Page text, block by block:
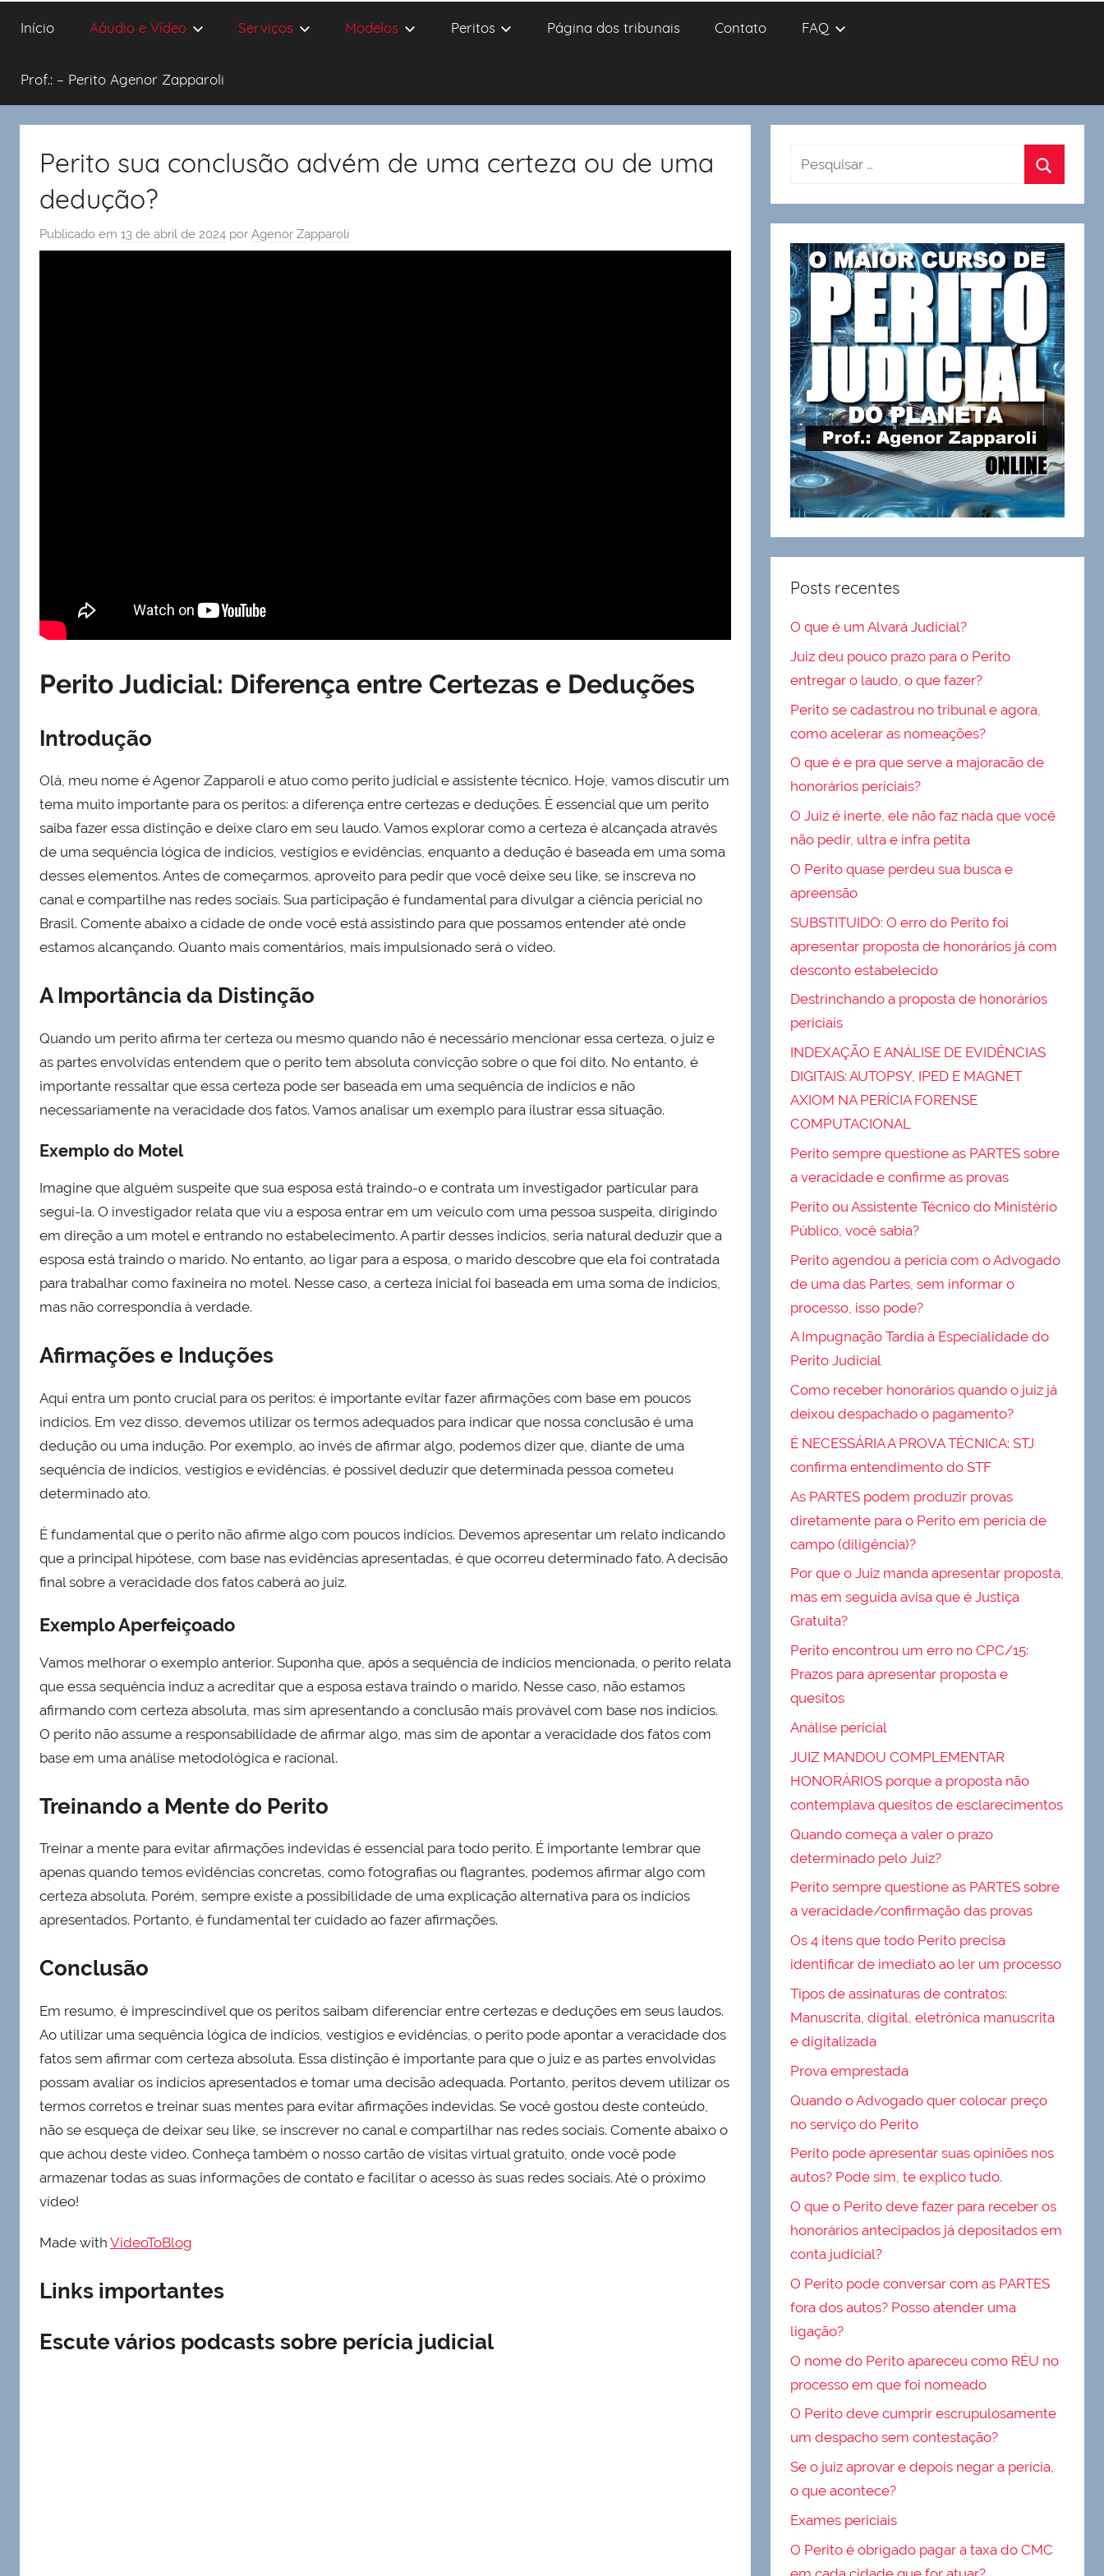
Início Aáudio e Vídeo Serviços Modelos Peritos Página dos tribunais Contato FAQ
Prof.: – Perito Agenor Zapparoli
Perito sua conclusão advém de uma certeza ou de uma
dedução?
Publicado em 13 de abril de 2024 por Agenor Zapparoli
Perito Judicial: Diferença entre Certezas e Deduções
Introdução
Olá, meu nome é Agenor Zapparoli e atuo como perito judicial e assistente técnico. Hoje, vamos discutir um
tema muito importante para os peritos: a diferença entre certezas e deduções. É essencial que um perito
saiba fazer essa distinção e deixe claro em seu laudo. Vamos explorar como a certeza é alcançada através
de uma sequência lógica de indícios, vestígios e evidências, enquanto a dedução é baseada em uma soma
desses elementos. Antes de começarmos, aproveito para pedir que você deixe seu like, se inscreva no
canal e compartilhe nas redes sociais. Sua participação é fundamental para divulgar a ciência pericial no
Brasil. Comente abaixo a cidade de onde você está assistindo para que possamos entender até onde
estamos alcançando. Quanto mais comentários, mais impulsionado será o vídeo.
A Importância da Distinção
Quando um perito afirma ter certeza ou mesmo quando não é necessário mencionar essa certeza, o juiz e
as partes envolvidas entendem que o perito tem absoluta convicção sobre o que foi dito. No entanto, é
importante ressaltar que essa certeza pode ser baseada em uma sequência de indícios e não
necessariamente na veracidade dos fatos. Vamos analisar um exemplo para ilustrar essa situação.
Exemplo do Motel
Imagine que alguém suspeite que sua esposa está traindo-o e contrata um investigador particular para
segui-la. O investigador relata que viu a esposa entrar em um veículo com uma pessoa suspeita, dirigindo
em direção a um motel e entrando no estabelecimento. A partir desses indícios, seria natural deduzir que a
esposa está traindo o marido. No entanto, ao ligar para a esposa, o marido descobre que ela foi contratada
para trabalhar como faxineira no motel. Nesse caso, a certeza inicial foi baseada em uma soma de indícios,
mas não correspondia à verdade.
Afirmações e Induções
Aqui entra um ponto crucial para os peritos: é importante evitar fazer afirmações com base em poucos
indícios. Em vez disso, devemos utilizar os termos adequados para indicar que nossa conclusão é uma
dedução ou uma indução. Por exemplo, ao invés de afirmar algo, podemos dizer que, diante de uma
sequência de indícios, vestígios e evidências, é possível deduzir que determinada pessoa cometeu
determinado ato.
É fundamental que o perito não afirme algo com poucos indícios. Devemos apresentar um relato indicando
que a principal hipótese, com base nas evidências apresentadas, é que ocorreu determinado fato. A decisão
final sobre a veracidade dos fatos caberá ao juiz.
Exemplo Aperfeiçoado
Vamos melhorar o exemplo anterior. Suponha que, após a sequência de indícios mencionada, o perito relata
que essa sequência induz a acreditar que a esposa estava traindo o marido. Nesse caso, não estamos
afirmando com certeza absoluta, mas sim apresentando a conclusão mais provável com base nos indícios.
O perito não assume a responsabilidade de afirmar algo, mas sim de apontar a veracidade dos fatos com
base em uma análise metodológica e racional.
Treinando a Mente do Perito
Treinar a mente para evitar afirmações indevidas é essencial para todo perito. É importante lembrar que
apenas quando temos evidências concretas, como fotografias ou flagrantes, podemos afirmar algo com
certeza absoluta. Porém, sempre existe a possibilidade de uma explicação alternativa para os indícios
apresentados. Portanto, é fundamental ter cuidado ao fazer afirmações.
Conclusão
Em resumo, é imprescindível que os peritos saibam diferenciar entre certezas e deduções em seus laudos.
Ao utilizar uma sequência lógica de indícios, vestígios e evidências, o perito pode apontar a veracidade dos
fatos sem afirmar com certeza absoluta. Essa distinção é importante para que o juiz e as partes envolvidas
possam avaliar os indícios apresentados e tomar uma decisão adequada. Portanto, peritos devem utilizar os
termos corretos e treinar suas mentes para evitar afirmações indevidas. Se você gostou deste conteúdo,
não se esqueça de deixar seu like, se inscrever no canal e compartilhar nas redes sociais. Comente abaixo o
que achou deste vídeo. Conheça também o nosso cartão de visitas virtual gratuito, onde você pode
armazenar todas as suas informações de contato e facilitar o acesso às suas redes sociais. Até o próximo
vídeo!
Made with VideoToBlog
Links importantes
Escute vários podcasts sobre perícia judicial
Posts recentes
O que é um Alvará Judicial?
Juiz deu pouco prazo para o Perito
entregar o laudo, o que fazer?
Perito se cadastrou no tribunal e agora,
como acelerar as nomeações?
O que é e pra que serve a majoracão de
honorários periciais?
O Juiz é inerte, ele não faz nada que você
não pedir, ultra e infra petita
O Perito quase perdeu sua busca e
apreensão
SUBSTITUIDO: O erro do Perito foi
apresentar proposta de honorários já com
desconto estabelecido
Destrinchando a proposta de honorários
periciais
INDEXAÇÃO E ANÁLISE DE EVIDÊNCIAS
DIGITAIS: AUTOPSY, IPED E MAGNET
AXIOM NA PERÍCIA FORENSE
COMPUTACIONAL
Perito sempre questione as PARTES sobre
a veracidade e confirme as provas
Perito ou Assistente Técnico do Ministério
Público, você sabia?
Perito agendou a perícia com o Advogado
de uma das Partes, sem informar o
processo, isso pode?
A Impugnação Tardia à Especialidade do
Perito Judicial
Como receber honorários quando o juiz já
deixou despachado o pagamento?
É NECESSÁRIA A PROVA TÉCNICA: STJ
confirma entendimento do STF
As PARTES podem produzir provas
diretamente para o Perito em perícia de
campo (diligência)?
Por que o Juiz manda apresentar proposta,
mas em seguida avisa que é Justiça
Gratuita?
Perito encontrou um erro no CPC/15:
Prazos para apresentar proposta e
quesitos
Análise pericial
JUIZ MANDOU COMPLEMENTAR
HONORÁRIOS porque a proposta não
contemplava quesitos de esclarecimentos
Quando começa a valer o prazo
determinado pelo Juiz?
Perito sempre questione as PARTES sobre
a veracidade/confirmação das provas
Os 4 itens que todo Perito precisa
identificar de imediato ao ler um processo
Tipos de assinaturas de contratos:
Manuscrita, digital, eletrônica manuscrita
e digitalizada
Prova emprestada
Quando o Advogado quer colocar preço
no serviço do Perito
Perito pode apresentar suas opiniões nos
autos? Pode sim, te explico tudo.
O que o Perito deve fazer para receber os
honorários antecipados já depositados em
conta judicial?
O Perito pode conversar com as PARTES
fora dos autos? Posso atender uma
ligação?
O nome do Perito apareceu como RÉU no
processo em que foi nomeado
O Perito deve cumprir escrupulosamente
um despacho sem contestação?
Se o juiz aprovar e depois negar a perícia,
o que acontece?
Exames periciais
O Perito é obrigado pagar a taxa do CMC